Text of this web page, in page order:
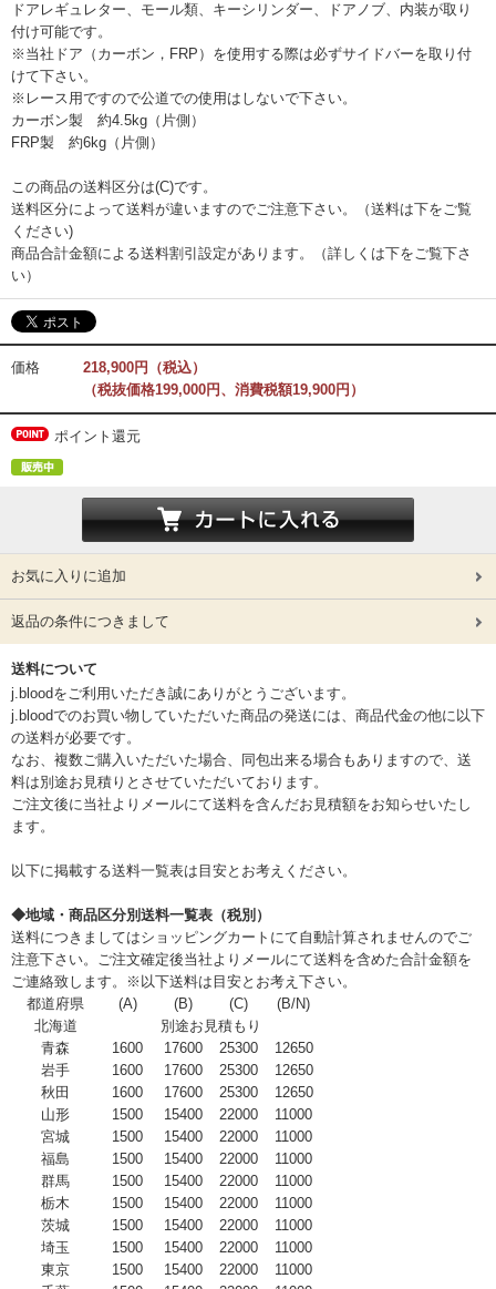
ドアレギュレター、モール類、キーシリンダー、ドアノブ、内装が取り
付け可能です。
※当社ドア（カーボン，FRP）を使用する際は必ずサイドバーを取り付
けて下さい。
※レース用ですので公道での使用はしないで下さい。
カーボン製 約4.5kg（片側）
FRP製 約6kg（片側）
この商品の送料区分は(C)です。
送料区分によって送料が違いますのでご注意下さい。（送料は下をご覧
ください)
商品合計金額による送料割引設定があります。（詳しくは下をご覧下さ
い）
価格
218,900円（税込）
（税抜価格199,000円、消費税額19,900円）
ポイント還元
お気に入りに追加
返品の条件につきまして
送料について
j.bloodをご利用いただき誠にありがとうございます。
j.bloodでのお買い物していただいた商品の発送には、商品代金の他に以下
の送料が必要です。
なお、複数ご購入いただいた場合、同包出来る場合もありますので、送
料は別途お見積りとさせていただいております。
ご注文後に当社よりメールにて送料を含んだお見積額をお知らせいたし
ます。
以下に掲載する送料一覧表は目安とお考えください。
◆地域・商品区分別送料一覧表（税別）
送料につきましてはショッピングカートにて自動計算されませんのでご
注意下さい。ご注文確定後当社よりメールにて送料を含めた合計金額を
ご連絡致します。※以下送料は目安とお考え下さい。
都道府県
(A) (B) (C)
(B/N)
北海道
別途お見積もり
青森
1600 17600 25300
12650
岩手
1600 17600 25300
12650
秋田
1600 17600 25300
12650
山形
1500 15400 22000
11000
宮城
1500 15400 22000
11000
福島
1500 15400 22000
11000
群馬
1500 15400 22000
11000
栃木
1500 15400 22000
11000
茨城
1500 15400 22000
11000
埼玉
1500 15400 22000
11000
東京
1500 15400 22000
11000